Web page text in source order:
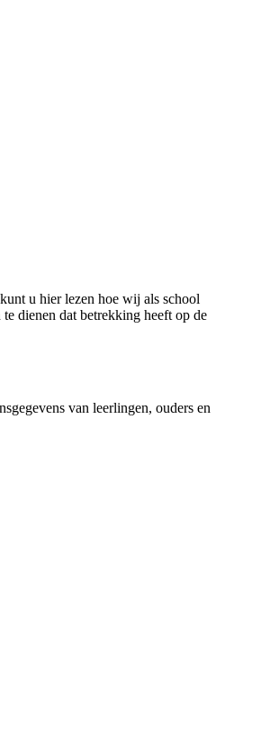
u hier lezen hoe wij als school
dienen dat betrekking heeft op de
van leerlingen, ouders en